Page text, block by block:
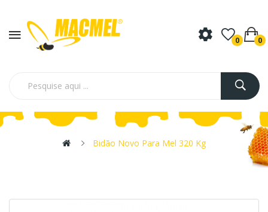
0 0
Bidão Novo Para Mel 320 Kg